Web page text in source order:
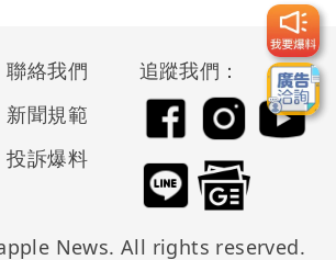
聯絡我們
新聞規範
投訴爆料
追蹤我們：
News. All rights reserved.